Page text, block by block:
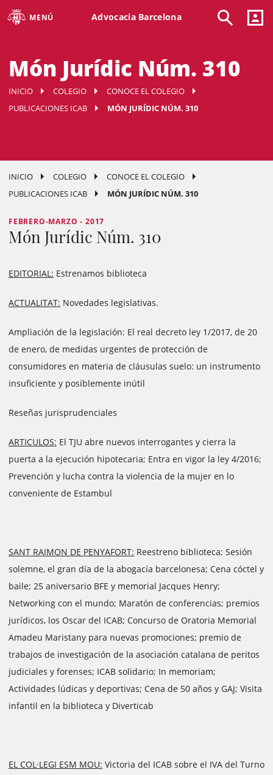
MENÚ Advocacia Barcelona
Món Jurídic Núm. 310
INICIO COLEGIO
CONOCE EL COLEGIO
PUBLICACIONES ICAB
MÓN JURÍDIC NÚM. 310
INICIO COLEGIO
CONOCE EL COLEGIO
PUBLICACIONES ICAB
MÓN JURÍDIC NÚM. 310
FEBRERO-MARZO - 2017
Món Jurídic Núm. 310
EDITORIAL: Estrenamos biblioteca
ACTUALITAT: Novedades legislativas.
Ampliación de la legislación: El real decreto ley 1/2017, de 20
de enero, de medidas urgentes de protección de
consumidores en materia de cláusulas suelo: un instrumento
insuficiente y posiblemente inútil
Reseñas jurisprudenciales
ARTICULOS: El TJU abre nuevos interrogantes y cierra la
puerta a la ejecución hipotecaria; Entra en vigor la ley 4/2016;
Prevención y lucha contra la violencia de la mujer en lo
conveniente de Estambul
SANT RAIMON DE PENYAFORT: Reestreno biblioteca; Sesión
solemne, el gran día de la abogacía barcelonesa; Cena cóctel y
baile; 25 aniversario BFE y memorial Jacques Henry;
Networking con el mundo; Maratón de conferencias; premios
jurídicos, los Oscar del ICAB; Concurso de Oratoria Memorial
Amadeu Maristany para nuevas promociones; premio de
trabajos de investigación de la asociación catalana de peritos
judiciales y forenses; ICAB solidario; In memoriam;
Actividades lúdicas y deportivas; Cena de 50 años y GAJ; Visita
infantil en la biblioteca y Diverticab
EL COL·LEGI ESM MOU: Victoria del ICAB sobre el IVA del Turno